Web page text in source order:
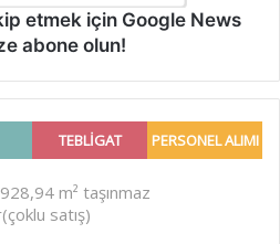
etmek için Google News
abone olun!